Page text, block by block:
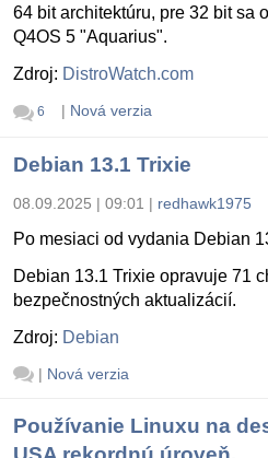
64 bit architektúru, pre 32 bit sa
Q4OS 5 "Aquarius".
Zdroj: DistroWatch.com
6 | Nová verzia
Debian 13.1 Trixie
08.09.2025 | 09:01 | redhawk1975
Po mesiaci od vydania Debian
Debian 13.1 Trixie opravuje 71
bezpečnostných aktualizácií.
Zdroj: Debian
| Nová verzia
Používanie Linuxu na